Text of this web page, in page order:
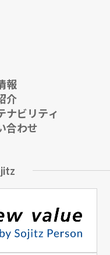
報
介
ナビリティ
合わせ